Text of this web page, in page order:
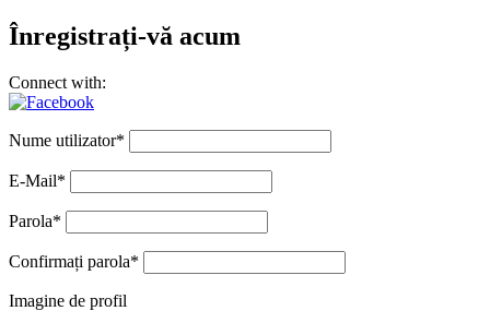
Înregistrați-vă acum
Connect with:
Nume utilizator*
E-Mail*
Parola*
Confirmați parola*
Imagine de profil